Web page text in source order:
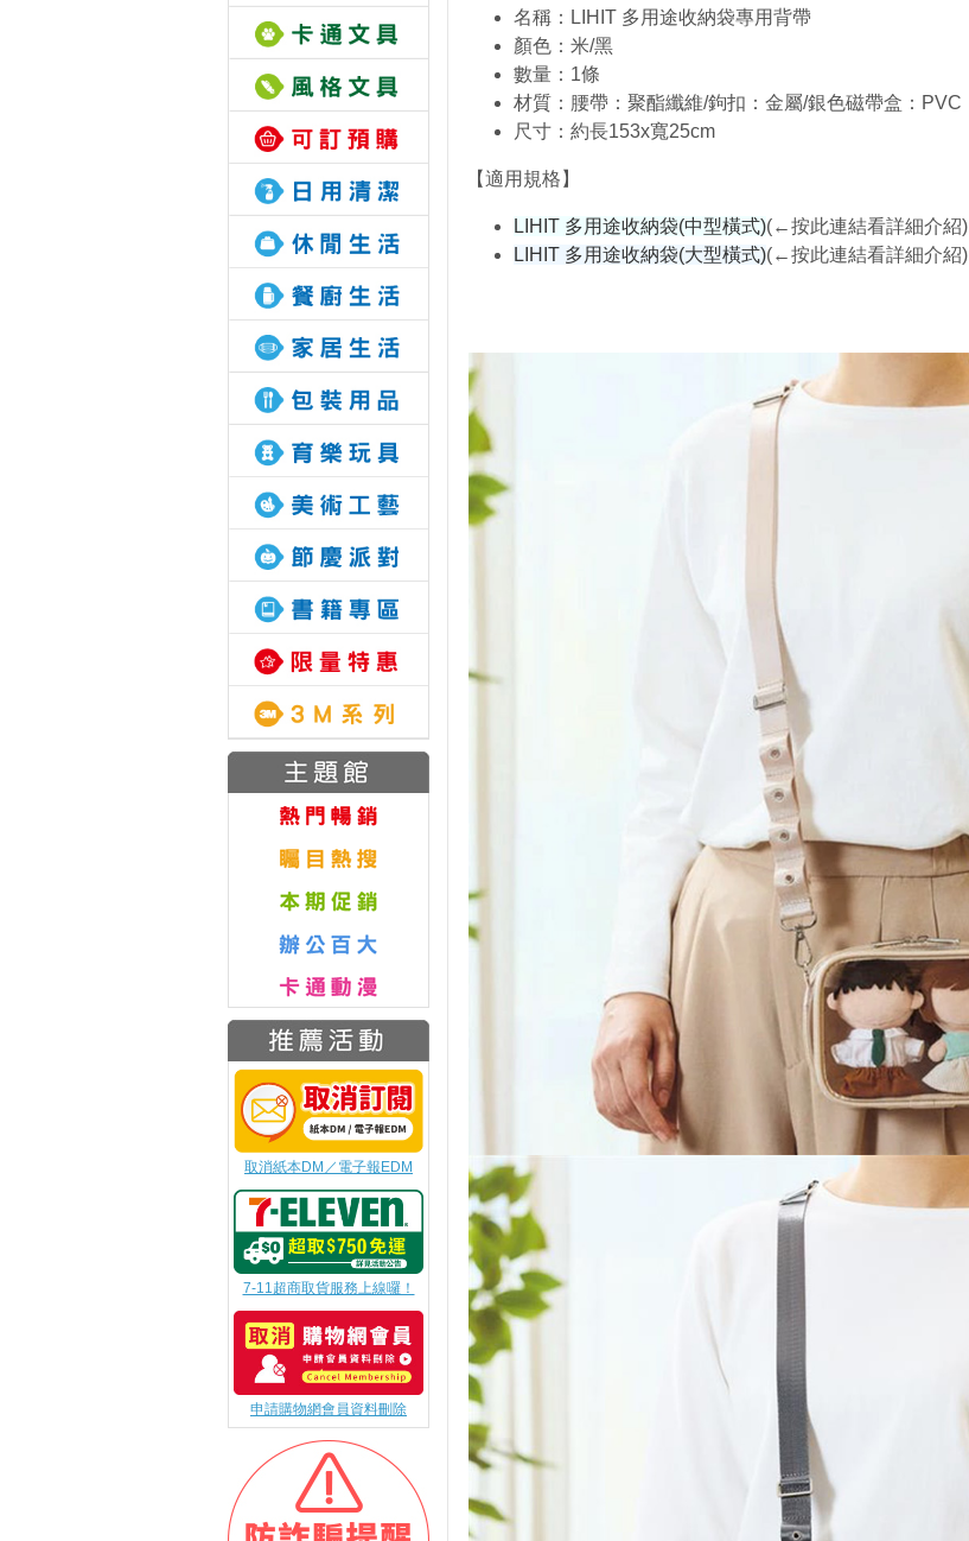
取消紙本DM／電子報EDM
7-11超商取貨服務上線囉！
申請購物網會員資料刪除
名稱：LIHIT 多用途收納袋專用背帶
顏色：米/黑
數量：1條
材質：腰帶：聚酯纖維/鉤扣：金屬/銀色磁帶盒：PVC
尺寸：約長153x寬25cm
【適用規格】
LIHIT 多用途收納袋(中型橫式)(←按此連結看詳細介紹)
LIHIT 多用途收納袋(大型橫式)(←按此連結看詳細介紹)